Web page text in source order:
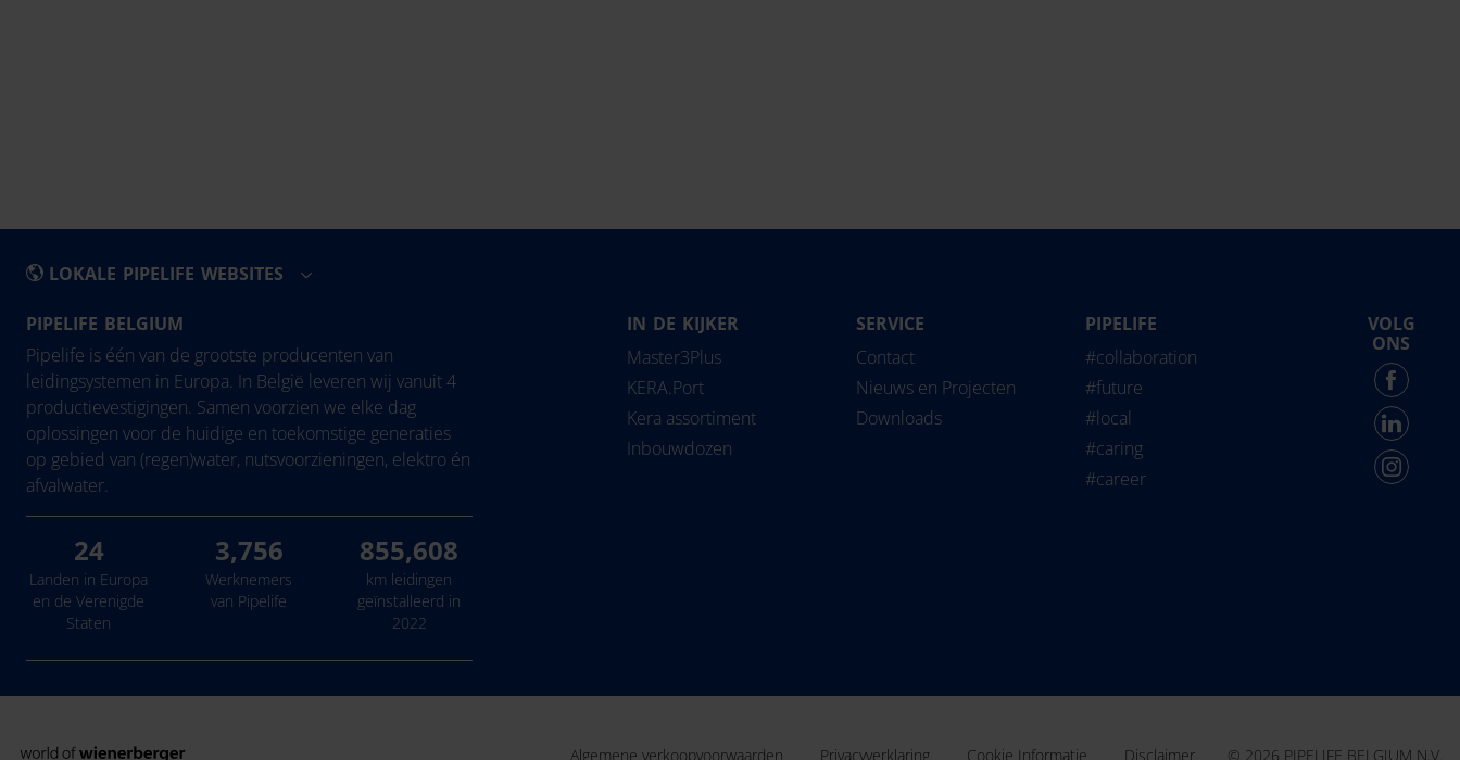
LOKALE PIPELIFE WEBSITES
België - Nederlands
Belgique - Français
Bosna i Hercegovina
България
Česká Republika
Danmark
Deutschland
Hrvatska
Ireland
Latvija
Srbija
Suomi
SoluForce - English
PIPELIFE BELGIUM
Pipelife is één van de grootste producenten van
leidingsystemen in Europa. In België leveren wij vanuit 4
productievestigingen. Samen voorzien we elke dag
oplossingen voor de huidige en toekomstige generaties
op gebied van (regen)water, nutsvoorzieningen, elektro én
afvalwater.
24
Landen in Europa
en de Verenigde
Staten
3,756
Werknemers
van Pipelife
855,608
km leidingen
geïnstalleerd in
2022
IN DE KIJKER
Master3Plus
KERA.Port
Kera assortiment
Inbouwdozen
SERVICE
Contact
Nieuws en Projecten
Downloads
PIPELIFE
#collaboration
#future
#local
#caring
#career
VOLG
ONS
Algemene verkoopvoorwaarden Privacyverklaring Cookie Informatie Disclaimer © 2026 PIPELIFE BELGIUM N.V.